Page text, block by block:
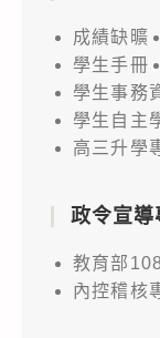
成績缺曠
學生手冊
學生事務
學生自主
高三升學
政令宣導
教育部
內控稽核